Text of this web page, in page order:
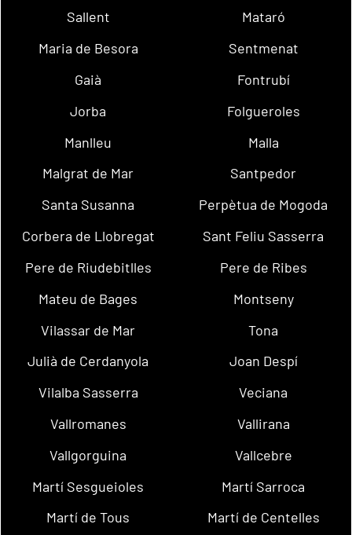
Sallent
Mataró
Maria de Besora
Sentmenat
Gaià
Fontrubí
Jorba
Folgueroles
Manlleu
Malla
Malgrat de Mar
Santpedor
Santa Susanna
Perpètua de Mogoda
Corbera de Llobregat
Sant Feliu Sasserra
Pere de Riudebitlles
Pere de Ribes
Mateu de Bages
Montseny
Vilassar de Mar
Tona
Julià de Cerdanyola
Joan Despí
Vilalba Sasserra
Veciana
Vallromanes
Vallirana
Vallgorguina
Vallcebre
Martí Sesgueioles
Martí Sarroca
Martí de Tous
Martí de Centelles